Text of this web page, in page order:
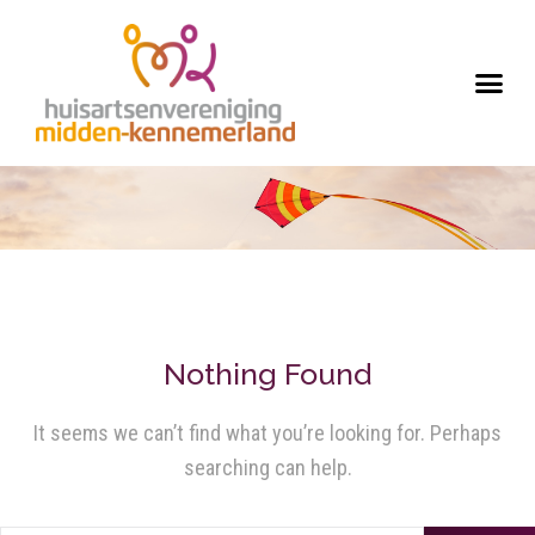
Nothing Found
It seems we can’t find what you’re looking for. Perhaps
searching can help.